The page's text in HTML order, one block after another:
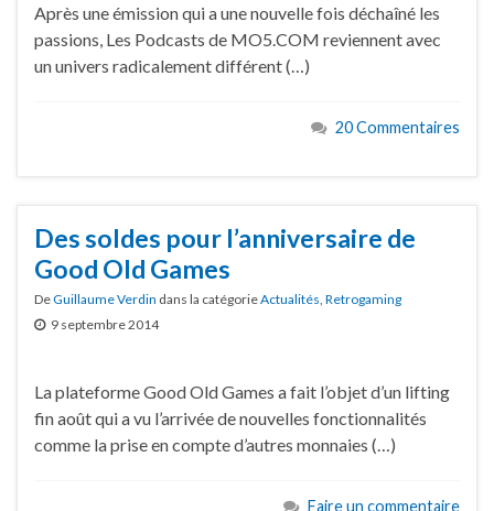
Après une émission qui a une nouvelle fois déchaîné les
passions, Les Podcasts de MO5.COM reviennent avec
un univers radicalement différent (…)
20 Commentaires
Des soldes pour l’anniversaire de
Good Old Games
DeGuillaume Verdin dans la catégorieActualités, Retrogaming
9 septembre 2014
La plateforme Good Old Games a fait l’objet d’un lifting
fin août qui a vu l’arrivée de nouvelles fonctionnalités
comme la prise en compte d’autres monnaies (…)
Faire un commentaire